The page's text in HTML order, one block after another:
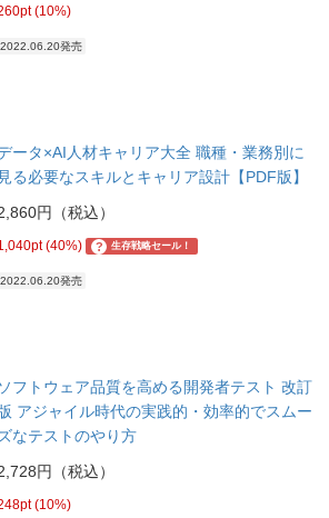
(10%)
2022.06.20発売
ータ×AI人材キャリア大全 職種・業務別に
見る必要なスキルとキャリア設計【PDF版】
円（税込）
(40%) ? 生存戦略セール！
2022.06.20発売
ソフトウェア品質を高める開発者テスト 改訂
アジャイル時代の実践的・効率的でスムー
ズなテストのやり方
円（税込）
(10%)